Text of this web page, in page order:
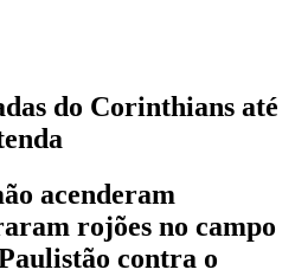
do Corinthians até
acenderam
rojões no campo
contra o